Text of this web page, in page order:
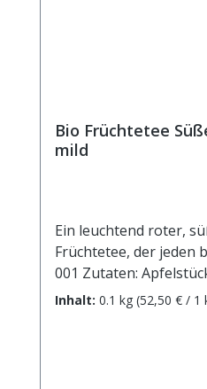
Bio Früchtetee
mild
Ein leuchtend roter,
Früchtetee, der jeden
001 Zutaten: Apfelstücke (Apfel*,
Säuerungsmittel:
Inhalt: 0.1 kg (52,50 € / 1